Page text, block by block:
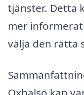
tjänster. Detta
mer
välja den rätta